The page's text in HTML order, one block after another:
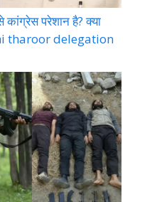
कांग्रेस परेशान है? क्या
tharoor delegation